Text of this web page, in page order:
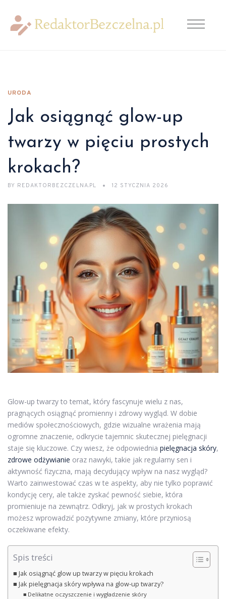
URODA
Jak osiągnąć glow-up
twarzy w pięciu prostych
krokach?
BY REDAKTORBEZCZELNA.PL 12 STYCZNIA 2026
Glow-up twarzy to temat, który fascynuje wielu z nas,
pragnących osiągnąć promienny i zdrowy wygląd. W dobie
mediów społecznościowych, gdzie wizualne wrażenia mają
ogromne znaczenie, odkrycie tajemnic skutecznej pielęgnacji
staje się kluczowe. Czy wiesz, że odpowiednia pielęgnacja skóry,
zdrowe odżywianie oraz nawyki, takie jak regularny sen i
aktywność fizyczna, mają decydujący wpływ na nasz wygląd?
Warto zainwestować czas w te aspekty, aby nie tylko poprawić
kondycję cery, ale także zyskać pewność siebie, która
promieniuje na zewnątrz. Odkryj, jak w prostych krokach
możesz wprowadzić pozytywne zmiany, które przyniosą
oczekiwane efekty.
Spis treści
Jak osiągnąć glow up twarzy w pięciu krokach
Jak pielęgnacja skóry wpływa na glow-up twarzy?
Delikatne oczyszczenie i wygładzenie skóry